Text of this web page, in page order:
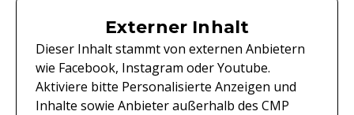
Externer Inhalt
Dieser Inhalt stammt von externen Anbietern
wie Facebook, Instagram oder Youtube.
Aktiviere bitte Personalisierte Anzeigen und
Inhalte sowie Anbieter außerhalb des CMP